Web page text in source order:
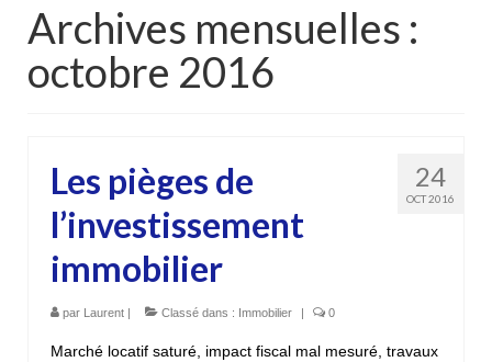
Archives mensuelles :
octobre 2016
24
OCT 2016
Les pièges de
l’investissement
immobilier
par Laurent | Classé dans : Immobilier | 0
Marché locatif saturé, impact fiscal mal mesuré, travaux